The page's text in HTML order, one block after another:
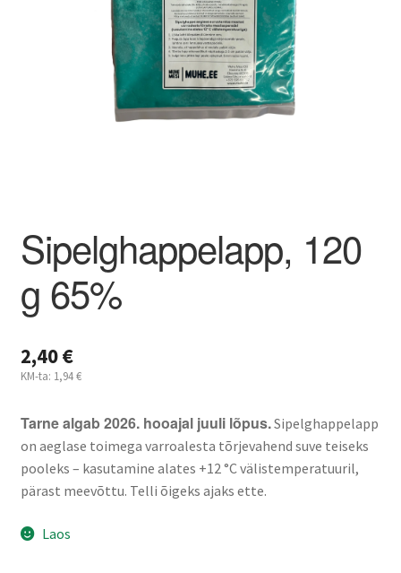
Minu konto
Maksa hiljem
Mee RNA analüüs
Milline mesilasema valida? Buckfast vs Ligustica vs Carnica
sammult
Sipelghappelapp, 120
g 65%
2,40€
KM-ta: 1,94€
Tarne algab 2026. hooajal juuli lõpus.Sipelghappelapp
on aeglase toimega varroalesta tõrjevahend suve teiseks
pooleks – kasutamine alates +12 °C välistemperatuuril,
pärast meevõttu. Telli õigeks ajaks ette.
Laos